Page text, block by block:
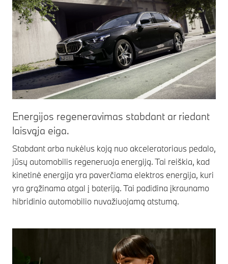
Energijos regeneravimas stabdant ar riedant
laisvąja eiga.
Stabdant arba nukėlus koją nuo akceleratoriaus pedalo,
jūsų automobilis regeneruoja energiją. Tai reiškia, kad
kinetinė energija yra paverčiama elektros energija, kuri
yra grąžinama atgal į bateriją. Tai padidina įkraunamo
hibridinio automobilio nuvažiuojamą atstumą.